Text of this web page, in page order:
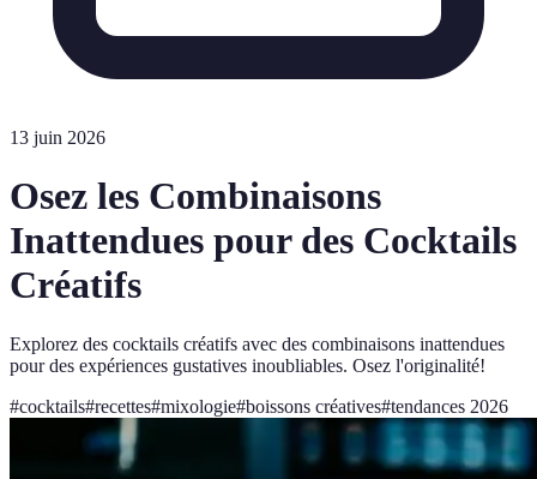
13 juin 2026
Osez les Combinaisons
Inattendues pour des Cocktails
Créatifs
Explorez des cocktails créatifs avec des combinaisons inattendues
pour des expériences gustatives inoubliables. Osez l'originalité!
#cocktails#recettes#mixologie#boissons créatives#tendances 2026